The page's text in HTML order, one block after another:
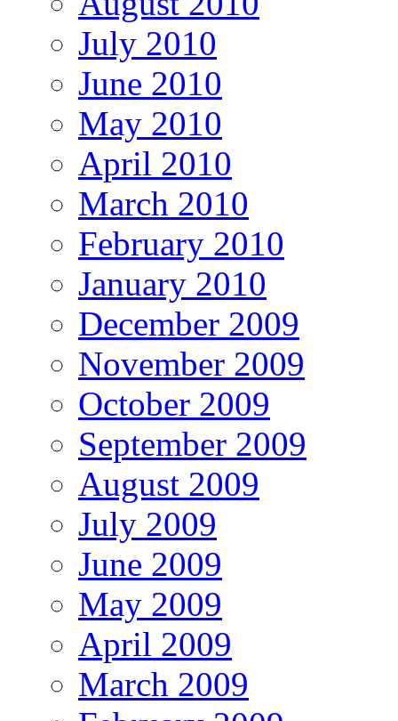
July 2010
June 2010
May 2010
April 2010
March 2010
February 2010
January 2010
December 2009
November 2009
October 2009
September 2009
August 2009
July 2009
June 2009
May 2009
April 2009
March 2009